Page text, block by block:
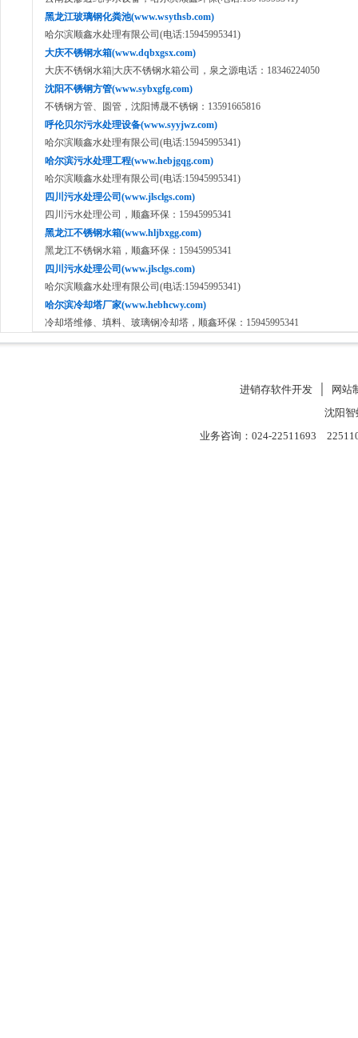
黑龙江玻璃钢化粪池(www.wsythsb.com)
哈尔滨顺鑫水处理有限公司(电话:15945995341)
大庆不锈钢水箱(www.dqbxgsx.com)
大庆不锈钢水箱|大庆不锈钢水箱公司，泉之源电话：18346224050
沈阳不锈钢方管(www.sybxgfg.com)
不锈钢方管、圆管，沈阳博晟不锈钢：13591665816
呼伦贝尔污水处理设备(www.syyjwz.com)
哈尔滨顺鑫水处理有限公司(电话:15945995341)
哈尔滨污水处理工程(www.hebjgqg.com)
哈尔滨顺鑫水处理有限公司(电话:15945995341)
四川污水处理公司(www.jlsclgs.com)
四川污水处理公司，顺鑫环保：15945995341
黑龙江不锈钢水箱(www.hljbxgg.com)
黑龙江不锈钢水箱，顺鑫环保：15945995341
四川污水处理公司(www.jlsclgs.com)
哈尔滨顺鑫水处理有限公司(电话:15945995341)
哈尔滨冷却塔厂家(www.hebhcwy.com)
冷却塔维修、填料、玻璃钢冷却塔，顺鑫环保：15945995341
进销存软件开发│
网站
沈阳
业务咨询：024-22511693